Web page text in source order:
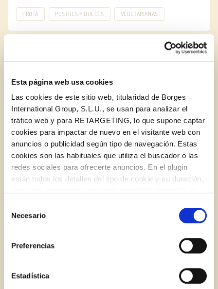
Esta página web usa cookies
Las cookies de este sitio web, titularidad de Borges
International Group, S.L.U., se usan para analizar el
tráfico web y para RETARGETING, lo que supone captar
cookies para impactar de nuevo en el visitante web con
anuncios o publicidad según tipo de navegación. Estas
cookies son las habituales que utiliza el buscador o las
redes sociales para ofrecerte anuncios. En el plugin
están todos los detalles del tipo de cookie y su duración.
la web aparece cómo evitar las cookies en el navegador.
Si se desea ver otra vez esta notificación navegar en
privado y aparecerá de nuevo. Le informamos que aún
no habiendo aceptado las cookies de analytics, Google
identifican de ninguna forma.
Necesario
Preferencias
Estadística
FRUTA POSTRES Y DULCES VEGETARIANAS
Trufas de chocolate blanco y pistacho
Log in with Google